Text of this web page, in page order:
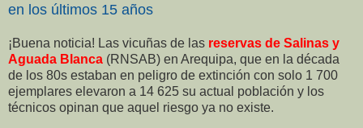
en los últimos 15 años
¡Buena noticia! Las vicuñas de las reservas de Salinas y
Aguada Blanca (RNSAB) en Arequipa, que en la década
de los 80s estaban en peligro de extinción con solo 1 700
ejemplares elevaron a 14 625 su actual población y los
técnicos opinan que aquel riesgo ya no existe.